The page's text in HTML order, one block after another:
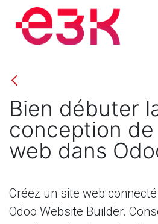
Se rendre au contenu
​Bien débuter
conception
web dans
Créez un site web
Odoo Website Builder.